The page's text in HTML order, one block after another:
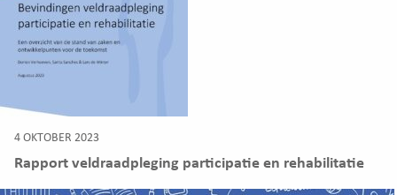
4 OKTOBER 2023
Rapport veldraadpleging participatie en rehabilitatie